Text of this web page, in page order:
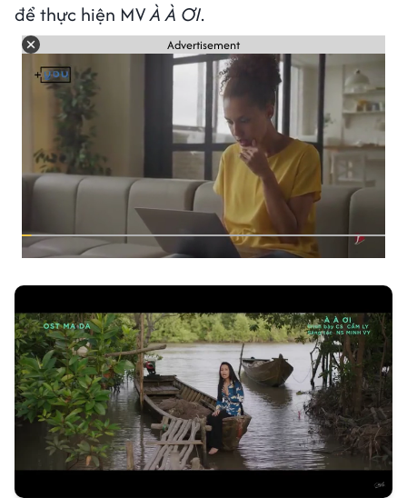
để thực hiện MVÀ À ƠI.
Advertisement